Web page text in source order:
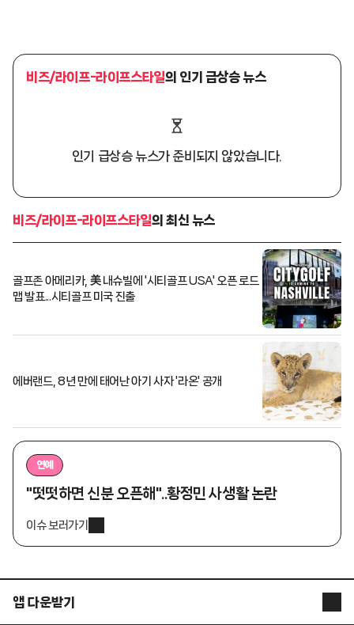
비즈/라이프-라이프스타일의 인기 급상승 뉴스
인기 급상승 뉴스가 준비되지 않았습니다.
비즈/라이프-라이프스타일의 최신 뉴스
골프존 아메리카, 美 내슈빌에 '시티골프 USA' 오픈 로드
맵 발표...시티골프 미국 진출
에버랜드, 8년 만에 태어난 아기 사자 '라온' 공개
연예
"떳떳하면 신분 오픈해"..황정민 사생활 논란
이슈 보러가기
앱 다운받기